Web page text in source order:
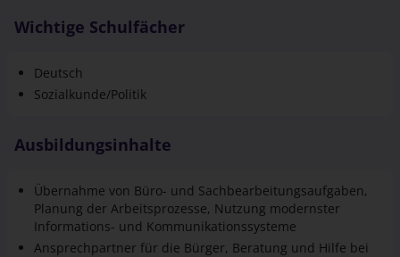
Deutsch
Übernahme von Büro- und Sachbearbeitungsaufgaben,
Informations- und Kommunikationssysteme
Ansprechpartner für die Bürger, Beratung und Hilfe bei
Anträgen, Ausstellung von Urkunden oder
Personalausweise, Erteilung von Genehmigungen